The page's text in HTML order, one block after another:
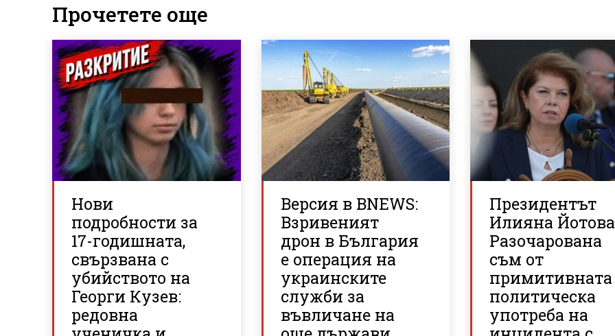
Прочетете още
Нови
подробности за
17-годишната,
свързвана с
убийството на
Георги Кузев:
редовна
Версия в BNEWS:
Взривеният
дрон в България
е операция на
украинските
служби за
въвличане на
Президентът
Илияна
Разочарована
съм от
примитивната
политическа
употреба на